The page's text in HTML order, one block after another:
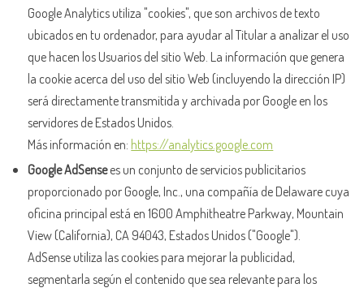
Google Analytics utiliza "cookies", que son archivos de texto
ubicados en tu ordenador, para ayudar al Titular a analizar el uso
que hacen los Usuarios del sitio Web. La información que genera
la cookie acerca del uso del sitio Web (incluyendo la dirección IP)
será directamente transmitida y archivada por Google en los
servidores de Estados Unidos.
Más información en: https://analytics.google.com
Google AdSensees un conjunto de servicios publicitarios
proporcionado por Google, Inc., una compañía de Delaware cuya
oficina principal está en 1600 Amphitheatre Parkway, Mountain
View (California), CA 94043, Estados Unidos ("Google").
AdSense utiliza las cookies para mejorar la publicidad,
segmentarla según el contenido que sea relevante para los